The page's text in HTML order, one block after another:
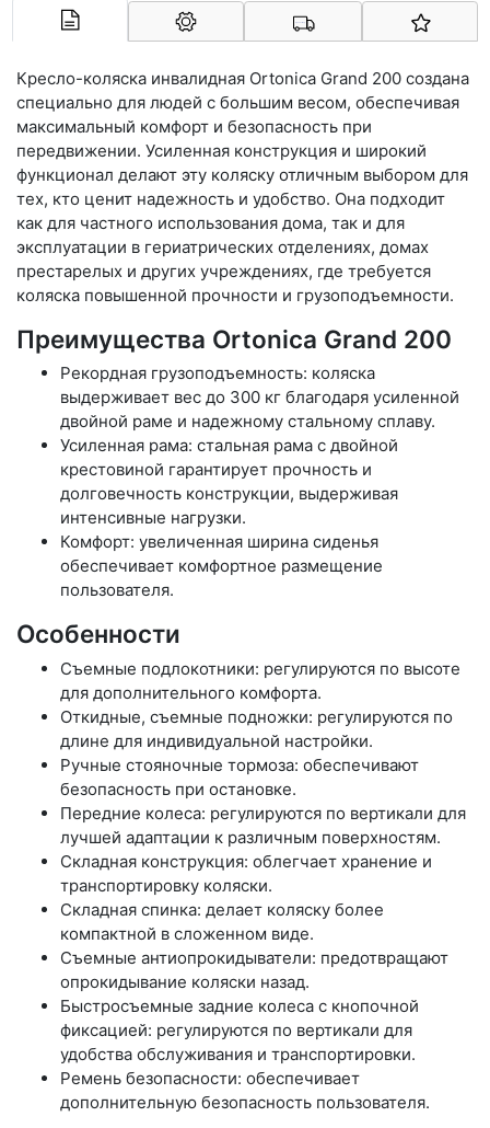
Кресло-коляска инвалидная Ortonica Grand 200 создана
специально для людей с большим весом, обеспечивая
максимальный комфорт и безопасность при
передвижении. Усиленная конструкция и широкий
функционал делают эту коляску отличным выбором для
тех, кто ценит надежность и удобство. Она подходит
как для частного использования дома, так и для
эксплуатации в гериатрических отделениях, домах
престарелых и других учреждениях, где требуется
коляска повышенной прочности и грузоподъемности.
Преимущества Ortonica Grand 200
Рекордная грузоподъемность: коляска
выдерживает вес до 300 кг благодаря усиленной
двойной раме и надежному стальному сплаву.
Усиленная рама: стальная рама с двойной
крестовиной гарантирует прочность и
долговечность конструкции, выдерживая
интенсивные нагрузки.
Комфорт: увеличенная ширина сиденья
обеспечивает комфортное размещение
пользователя.
Особенности
Съемные подлокотники: регулируются по высоте
для дополнительного комфорта.
Откидные, съемные подножки: регулируются по
длине для индивидуальной настройки.
Ручные стояночные тормоза: обеспечивают
безопасность при остановке.
Передние колеса: регулируются по вертикали для
лучшей адаптации к различным поверхностям.
Складная конструкция: облегчает хранение и
транспортировку коляски.
Складная спинка: делает коляску более
компактной в сложенном виде.
Съемные антиопрокидыватели: предотвращают
опрокидывание коляски назад.
Быстросъемные задние колеса с кнопочной
фиксацией: регулируются по вертикали для
удобства обслуживания и транспортировки.
Ремень безопасности: обеспечивает
дополнительную безопасность пользователя.